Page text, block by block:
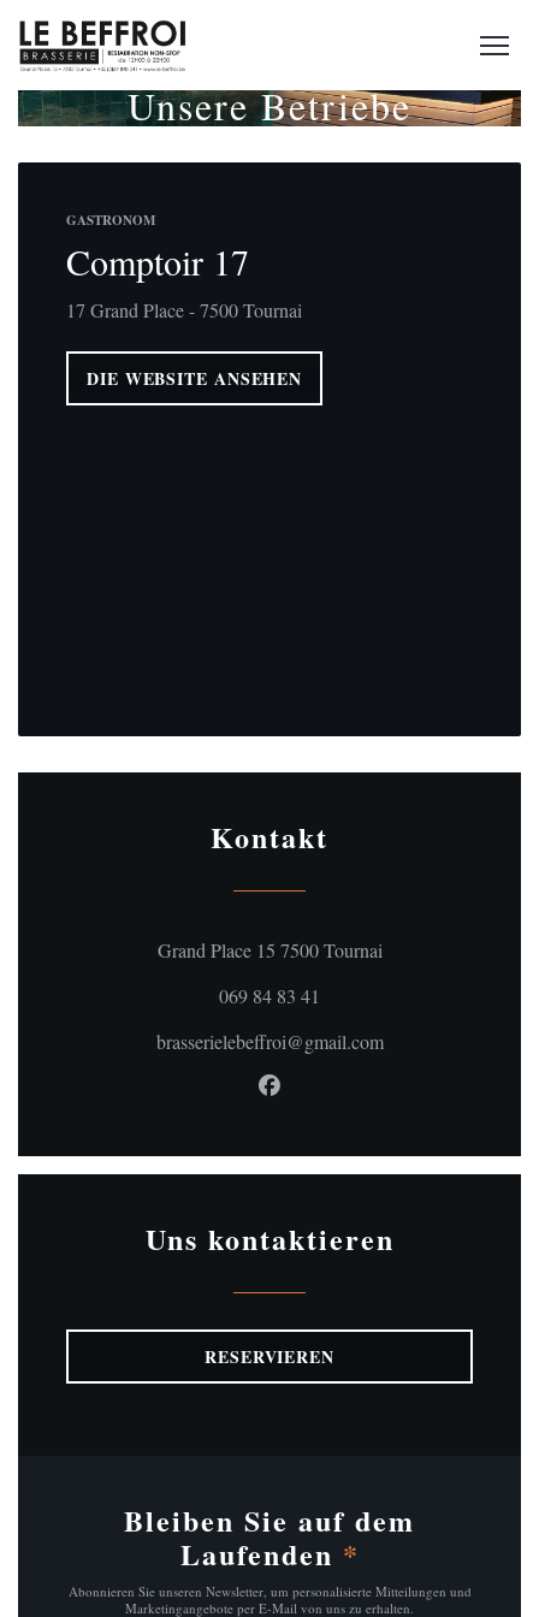
Unsere Betriebe
GASTRONOM
Comptoir 17
17 Grand Place - 7500 Tournai
DIE WEBSITE ANSEHEN
Kontakt
Grand Place 15 7500 Tournai((öffnet ein neues
069 84 83 41
brasserielebeffroi@gmail.com
Facebook ((öffnet ein neues
Uns kontaktieren
RESERVIEREN
Bleiben Sie auf dem
Laufenden *
Abonnieren Sie unseren Newsletter, um personalisierte Mitteilungen und
Marketingangebote per E-Mail von uns zu erhalten.